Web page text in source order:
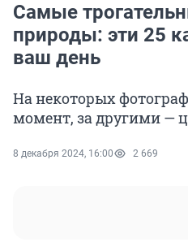
Самые
природы: эти 25
ваш день
На некоторых
момент, за другими —
8 декабря 2024, 16:00 2 669